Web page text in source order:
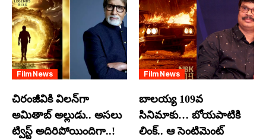
Film News
చిరంజీవికి విలన్‌గా
అమితాబ్ అల్లుడు.. అసలు
ట్విస్ట్ అదిరిపోయిందిగా..!
Film News
బాలయ్య 109వ
సినిమాకు… బోయపాటికి
లింక్.. ఆ సెంటిమెంట్